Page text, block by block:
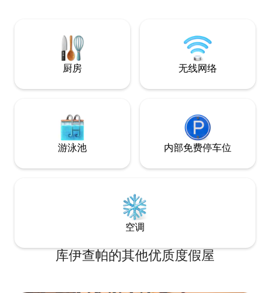
床、空调和电视。
配备智能电视的宽
精心打造的装饰的
这里的。
厨房 无线网络
游泳池 内部免费停车位
空调
库伊查帕的其他优质度假屋